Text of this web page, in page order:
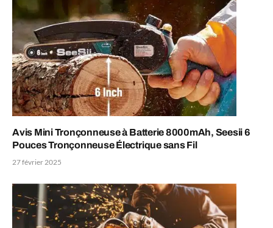
Avis Mini Tronçonneuse à Batterie 8000mAh, Seesii 6
Pouces Tronçonneuse Électrique sans Fil
27 février 2025